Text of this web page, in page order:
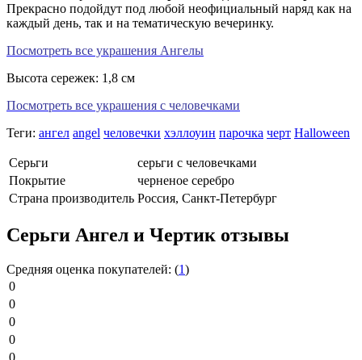
Прекрасно подойдут под любой неофициальный наряд как на
каждый день, так и на тематическую вечеринку.
Посмотреть все украшения Ангелы
Высота сережек: 1,8 см
Посмотреть все украшения с человечками
Теги: ангел angel человечки хэллоуин парочка черт Halloween
Серьги
серьги с человечками
Покрытие
черненое серебро
Страна производитель Россия, Санкт-Петербург
Серьги Ангел и Чертик отзывы
Средняя оценка покупателей: (1)
0
0
0
0
0